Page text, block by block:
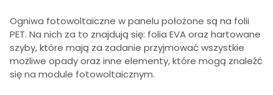
Ogniwa fotowoltaiczne w panelu położone są na folii
PET. Na nich za to znajdują się: folia EVA oraz hartowane
szyby, które mają za zadanie przyjmować wszystkie
możliwe opady oraz inne elementy, które mogą znaleźć
się na module fotowoltaicznym.